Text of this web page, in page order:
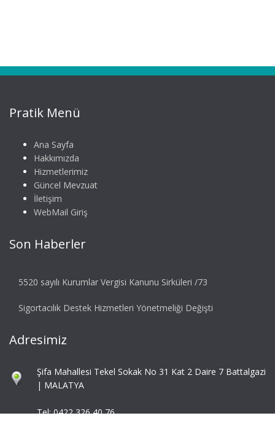
Pratik Menü
Ana Sayfa
Hakkımızda
Hizmetlerimiz
Güncel Mevzuat
İletişim
WebMail Giriş
Son Haberler
5520 sayılı Kurumlar Vergisi Kanunu Sirküleri /73
Sigortacılık Destek Hizmetleri Yönetmeliği Değişti
Adresimiz
Şifa Mahallesi Tekel Sokak No 31 Kat 2 Daire 7 Battalgazi
| MALATYA
Tel: 0422 326 40 76